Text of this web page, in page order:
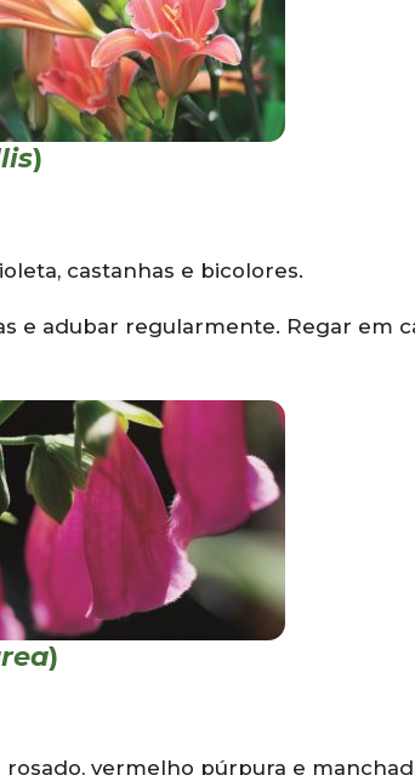
)
castanhas e bicolores.
e adubar regularmente. Regar em
)
vermelho púrpura e